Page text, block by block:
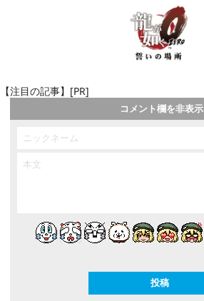
【注目の記事】[PR]
コメント欄を非表示